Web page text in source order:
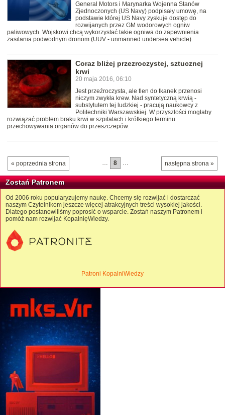
General Motors i Marynarka Wojenna Stanów
Zjednoczonych (US Navy) podpisały umowę, na
podstawie której US Navy zyskuje dostęp do
rozwijanych przez GM wodorowych ogniw
paliwowych. Wojskowi chcą wykorzystać takie ogniwa do zapewnienia
zasilania podwodnym dronom (UUV - unmanned undersea vehicle).
Coraz bliżej przezroczystej, sztucznej
krwi
20 maja 2016, 06:10
Jest przeźroczysta, ale tlen do tkanek przenosi
niczym zwykła krew. Nad syntetyczną krwią -
substytutem tej ludzkiej - pracują naukowcy z
Politechniki Warszawskiej. W przyszłości mogłaby
rozwiązać problem braku krwi w szpitalach i krótkiego terminu
przechowywania organów do przeszczepów.
« poprzednia strona następna strona »
… 8 …
Zostań Patronem
Od 2006 roku popularyzujemy naukę. Chcemy się rozwijać i dostarczać
naszym Czytelnikom jeszcze więcej atrakcyjnych treści wysokiej jakości.
Dlatego postanowiliśmy poprosić o wsparcie. Zostań naszym Patronem i
pomóż nam rozwijać KopalnięWiedzy.
Patroni KopalniWiedzy